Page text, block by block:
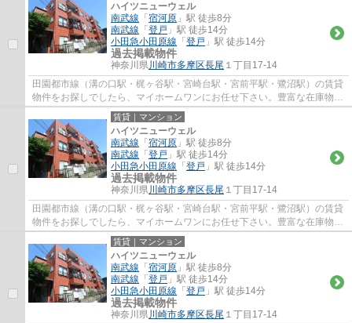
ハイツニューウェル
南武線 「 宿河原 」駅 徒歩8分
南武線 「 登戸 」駅 徒歩14分
小田急小田原線 「 登戸 」駅 徒歩14分
過去掲載物件
神奈川県川崎市多摩区長尾 １丁目17-14
田園都市線（溝の口駅・梶ヶ谷駅・宮崎台駅・宮前平駅・鷺沼駅）の賃貸
物件をお探しでしたら、マイホームワンにお任せ下さい。豊富な在庫物件
から、お客様のご要望に合うお部屋をご提...
賃貸｜マンション
ハイツニューウェル
南武線 「 宿河原 」駅 徒歩8分
南武線 「 登戸 」駅 徒歩14分
小田急小田原線 「 登戸 」駅 徒歩14分
過去掲載物件
神奈川県川崎市多摩区長尾 １丁目17-14
田園都市線（溝の口駅・梶ヶ谷駅・宮崎台駅・宮前平駅・鷺沼駅）の賃貸
物件をお探しでしたら、マイホームワンにお任せ下さい。豊富な在庫物件
から、お客様のご要望に合うお部屋をご提...
賃貸｜マンション
ハイツニューウェル
南武線 「 宿河原 」駅 徒歩8分
南武線 「 登戸 」駅 徒歩14分
小田急小田原線 「 登戸 」駅 徒歩14分
過去掲載物件
神奈川県川崎市多摩区長尾 １丁目17-14